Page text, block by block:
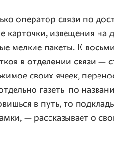
оператор связи по
карточки, извещения на
мелкие пакеты. К
в отделении связи —
своих ячеек,
газеты по
в путь, то
— рассказывает о